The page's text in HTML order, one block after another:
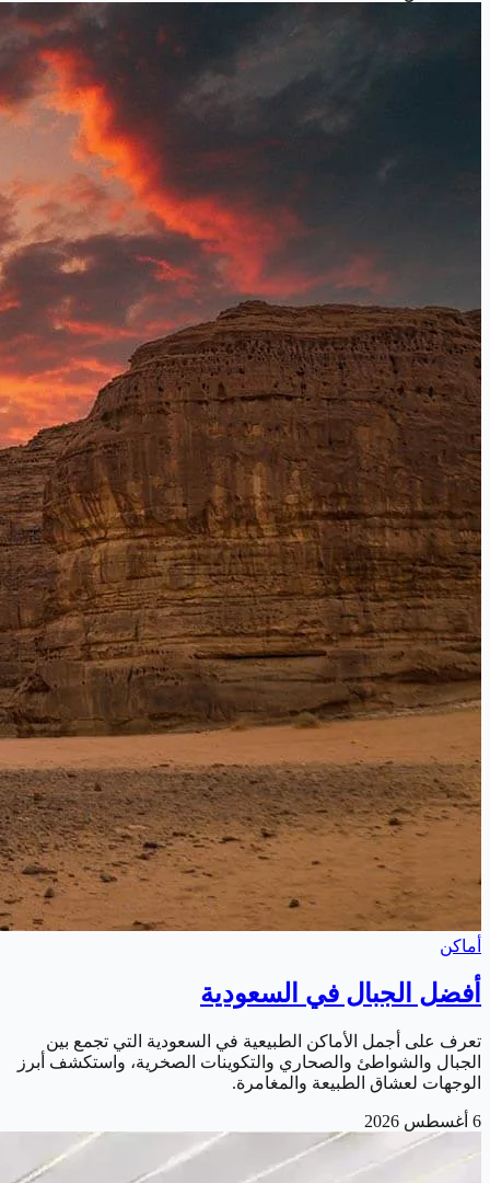
أماكن
أفضل الجبال في السعودية
تعرف على أجمل الأماكن الطبيعية في السعودية التي تجمع بين
الجبال والشواطئ والصحاري والتكوينات الصخرية، واستكشف أبرز
الوجهات لعشاق الطبيعة والمغامرة.
6 أغسطس 2026